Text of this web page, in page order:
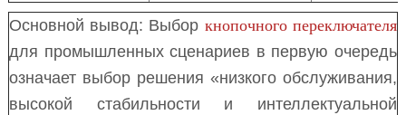
Основной вывод: Выбор кнопочного переключателя
для промышленных сценариев в первую очередь
означает выбор решения «низкого обслуживания,
высокой стабильности и интеллектуальной